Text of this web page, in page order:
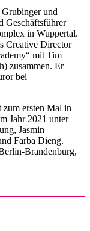
und
Geschäftsführer
in Wuppertal.
Creative Director
mit Tim
zusammen. Er
bei
ersten Mal in
Jahr 2021 unter
Jasmin
Farba Dieng.
Brandenburg,